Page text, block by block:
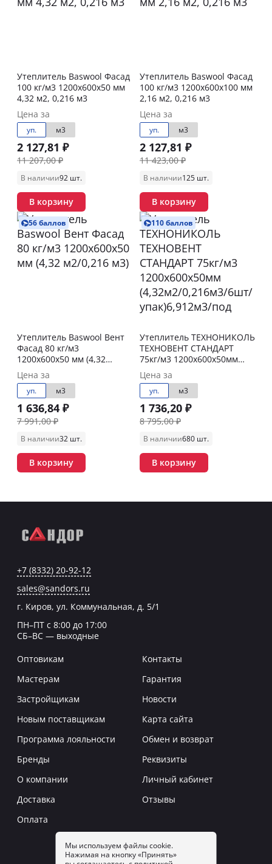
Утеплитель Baswool Фасад
100 кг/м3 1200х600х50 мм
4,32 м2, 0,216 м3
Цена за
уп. м3
2 127,81 ₽
11 207,00 ₽
В наличии92 шт.
В корзину
Утеплитель Baswool Фасад
100 кг/м3 1200х600х100 мм
2,16 м2, 0,216 м3
Цена за
уп. м3
2 127,81 ₽
11 423,00 ₽
В наличии125 шт.
В корзину
56 баллов
Утеплитель Baswool Вент
Фасад 80 кг/м3
1200х600х50 мм (4,32
м2/0,216 м3)
Цена за
уп. м3
1 636,84 ₽
7 991,00 ₽
В наличии32 шт.
В корзину
110 баллов
Утеплитель ТЕХНОНИКОЛЬ
ТЕХНОВЕНТ СТАНДАРТ
75кг/м3 1200х600х50мм
(4,32м2/0,216м3/6шт/
упак)6,912м3/под
Цена за
уп. м3
1 736,20 ₽
8 795,00 ₽
В наличии680 шт.
В корзину
Мы используем файлы cookie.
Нажимая на кнопку «Принять»
+7 (8332) 20-92-12
sales@sandors.ru
г. Киров, ул. Коммунальная, д. 5/1
ПН–ПТ с 8:00 до 17:00
СБ–ВС — выходные
Оптовикам
Мастерам
Застройщикам
Новым поставщикам
Программа лояльности
Бренды
О компании
Доставка
Оплата
Контакты
Гарантия
Новости
Карта сайта
Обмен и возврат
Реквизиты
Личный кабинет
Отзывы
Заказать звонок